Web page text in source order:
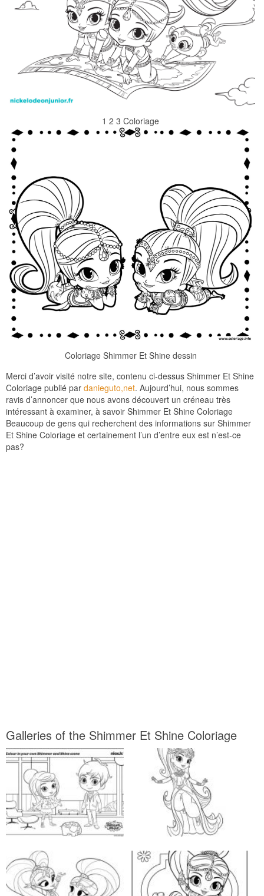
1 2 3 Coloriage
Coloriage Shimmer Et Shine dessin
Merci d’avoir visité notre site, contenu ci-dessus Shimmer Et Shine
Coloriage publié par danieguto,net. Aujourd’hui, nous sommes
ravis d’annoncer que nous avons découvert un créneau très
intéressant à examiner, à savoir Shimmer Et Shine Coloriage
Beaucoup de gens qui recherchent des informations sur Shimmer
Et Shine Coloriage et certainement l’un d’entre eux est n’est-ce
pas?
Galleries of the Shimmer Et Shine Coloriage